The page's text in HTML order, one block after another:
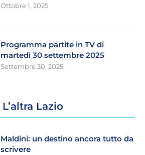
Ottobre 1, 2025
Programma partite in TV di
martedì 30 settembre 2025
Settembre 30, 2025
L’altra Lazio
Maldini: un destino ancora tutto da
scrivere